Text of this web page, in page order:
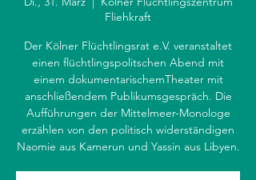
Fliehkraft
Der Kölner Flüchtlingsrat e.V. veranstaltet
einen flüchtlingspolitschen Abend mit
einem dokumentarischemTheater mit
anschließendem Publikumsgespräch. Die
Aufführungen der Mittelmeer-Monologe
erzählen von den politisch widerständigen
Naomie aus Kamerun und Yassin aus Libyen.